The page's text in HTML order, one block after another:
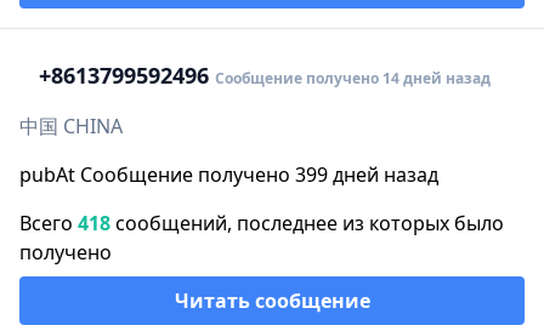
+8613799592496 Сообщение получено 14 дней назад
中国 CHINA
pubAt Сообщение получено 399 дней назад
Всего 418сообщений, последнее из которых было
получено
Читать сообщение